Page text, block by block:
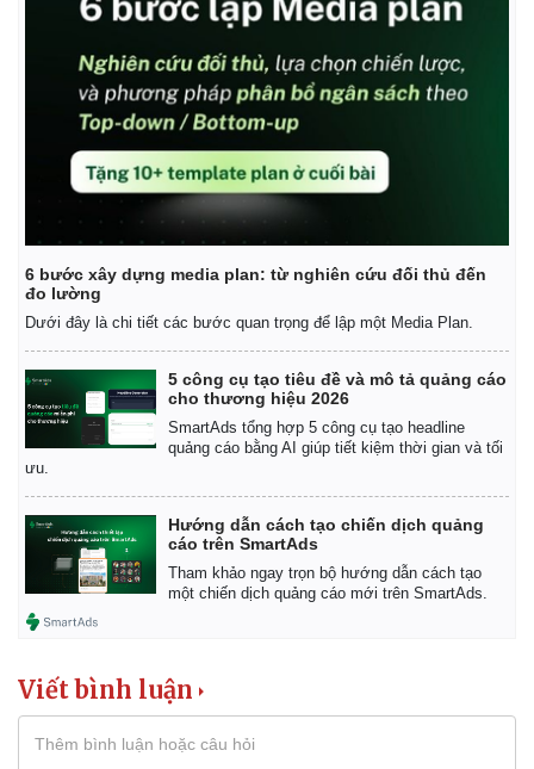
Kinh tế
Bất động sản
Khởi nghiệp
Giá vàng
Tỷ giá
Chứng khoán
Giá cà phê
6 bước xây dựng media plan: từ nghiên cứu đối thủ đến
đo lường
Dưới đây là chi tiết các bước quan trọng để lập một Media Plan.
5 công cụ tạo tiêu đề và mô tả quảng cáo
cho thương hiệu 2026
SmartAds tổng hợp 5 công cụ tạo headline
quảng cáo bằng AI giúp tiết kiệm thời gian và tối
ưu.
Hướng dẫn cách tạo chiến dịch quảng
cáo trên SmartAds
Tham khảo ngay trọn bộ hướng dẫn cách tạo
một chiến dịch quảng cáo mới trên SmartAds.
Viết bình luận